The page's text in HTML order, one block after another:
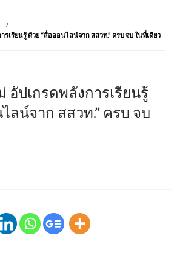
รเรียนรู้ ด้วย “สื่อออนไลน์จาก สสวท.” ครบ จบ ในที่เดียว
อัปเกรดพลังการเรียนรู้
ลน์จาก สสวท.” ครบ จบ